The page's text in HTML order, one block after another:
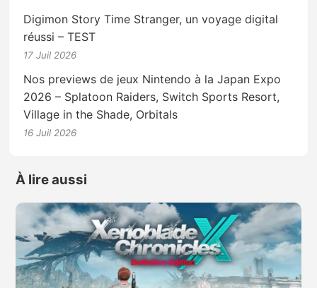
Digimon Story Time Stranger, un voyage digital
réussi – TEST
17 Juil 2026
Nos previews de jeux Nintendo à la Japan Expo
2026 – Splatoon Raiders, Switch Sports Resort,
Village in the Shade, Orbitals
16 Juil 2026
À lire aussi